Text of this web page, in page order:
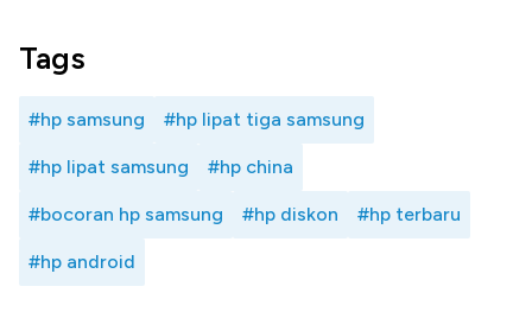
Tags
#hp samsung #hp lipat tiga samsung
#hp lipat samsung #hp china
#bocoran hp samsung #hp diskon #hp terbaru
#hp android